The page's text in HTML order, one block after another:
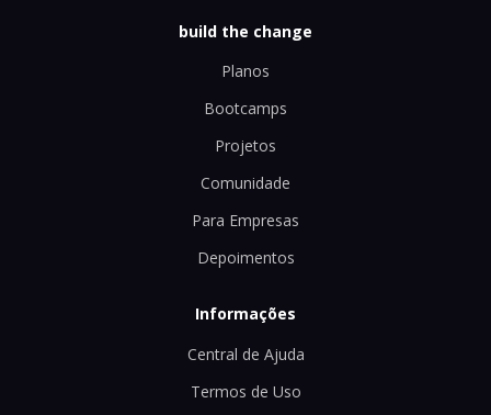
build the change
Planos
Bootcamps
Projetos
Comunidade
Para Empresas
Depoimentos
Informações
Central de Ajuda
Termos de Uso